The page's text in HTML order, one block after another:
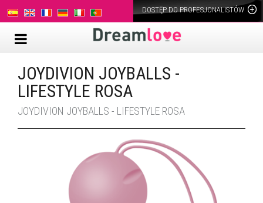
DOSTĘP DO PROFESJONALISTÓW
JOYDIVION JOYBALLS -
LIFESTYLE ROSA
JOYDIVION JOYBALLS - LIFESTYLE ROSA